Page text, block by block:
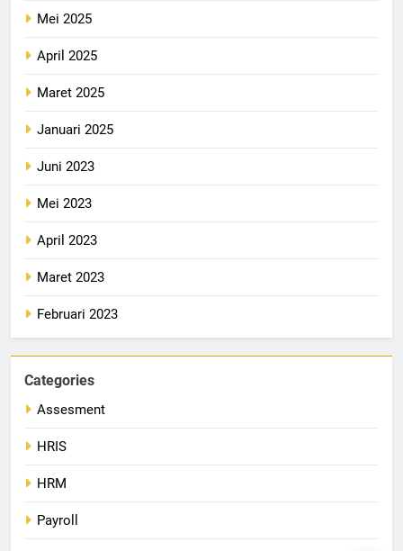
Mei 2025
April 2025
Maret 2025
Januari 2025
Juni 2023
Mei 2023
April 2023
Maret 2023
Februari 2023
Categories
Assesment
HRIS
HRM
Payroll